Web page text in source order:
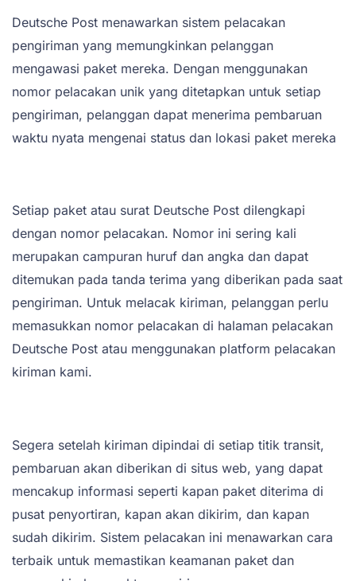
Deutsche Post menawarkan sistem pelacakan
pengiriman yang memungkinkan pelanggan
mengawasi paket mereka. Dengan menggunakan
nomor pelacakan unik yang ditetapkan untuk setiap
pengiriman, pelanggan dapat menerima pembaruan
waktu nyata mengenai status dan lokasi paket mereka
Setiap paket atau surat Deutsche Post dilengkapi
dengan nomor pelacakan. Nomor ini sering kali
merupakan campuran huruf dan angka dan dapat
ditemukan pada tanda terima yang diberikan pada saat
pengiriman. Untuk melacak kiriman, pelanggan perlu
memasukkan nomor pelacakan di halaman pelacakan
Deutsche Post atau menggunakan platform pelacakan
kiriman kami.
Segera setelah kiriman dipindai di setiap titik transit,
pembaruan akan diberikan di situs web, yang dapat
mencakup informasi seperti kapan paket diterima di
pusat penyortiran, kapan akan dikirim, dan kapan
sudah dikirim. Sistem pelacakan ini menawarkan cara
terbaik untuk memastikan keamanan paket dan